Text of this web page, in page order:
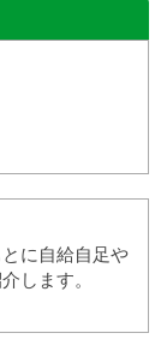
に自給自足や
します。